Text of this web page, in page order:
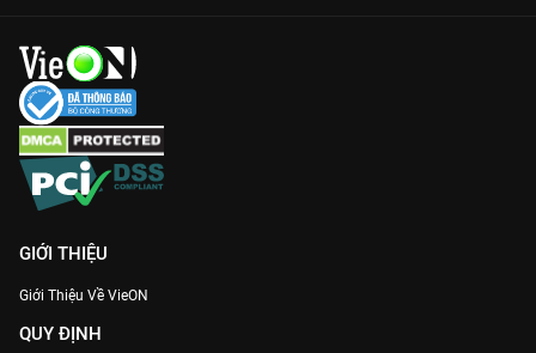
GIỚI THIỆU
Giới Thiệu Về VieON
QUY ĐỊNH